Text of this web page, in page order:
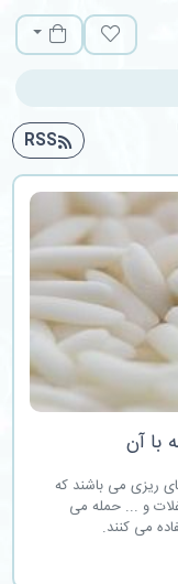
لیست مورد علاقه
سبد خرید
با آن
ریزی می باشند که
و ... حمله می
می کنند.